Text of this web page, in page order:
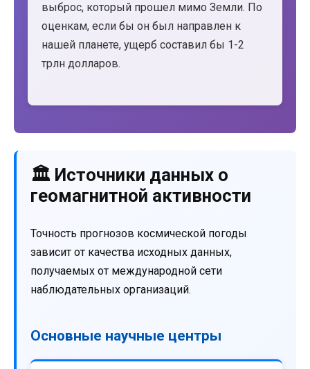
выброс, который прошел мимо Земли. По
оценкам, если бы он был направлен к
нашей планете, ущерб составил бы 1-2
трлн долларов.
🏛️ Источники данных о
геомагнитной активности
Точность прогнозов космической погоды
зависит от качества исходных данных,
получаемых от международной сети
наблюдательных организаций.
Основные научные центры